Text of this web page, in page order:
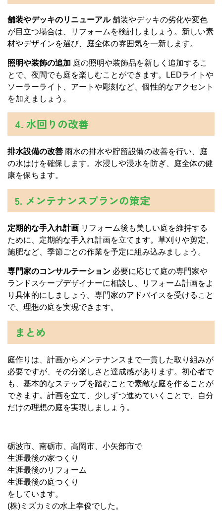
舗装やデッキのリニューアル舗装やデッキの劣化や変色
が目立つ場合は、リフォームを検討しましょう。新しい素
材やデザインを選び、庭全体の雰囲気を一新します。
照明や装飾の追加 庭の照明や装飾品を新しく追加するこ
とで、夜間でも庭を楽しむことができます。LEDライトや
ソーラーライト、アートや彫刻など、個性的なアクセント
を加えましょう。
4. 水回りの改善
排水設備の改善 雨水の排水や貯留設備の改善を行い、庭
の水はけを確保します。水浸しや浸水を防ぎ、庭全体の健
康を保ちます。
5. メンテナンスプランの策定
定期的な手入れ計画 リフォーム後も美しい庭を維持する
ために、定期的な手入れ計画を立てます。草刈りや剪定、
施肥など、季節ごとの作業を予定に組み込みましょう。
専門家のコンサルテーション 必要に応じて庭の専門家や
ランドスケープデザイナーに相談し、リフォーム計画をよ
り具体的にしましょう。専門家のアドバイスを受けること
で、理想の庭を実現できます。
まとめ
庭作りは、計画からメンテナンスまで一貫した取り組みが
必要ですが、その分楽しさと達成感があります。初心者で
も、基本的なステップを踏むことで素敵な庭を作ることが
できます。計画を立て、少しずつ進めていくことで、自分
だけの理想の庭を実現しましょう。
砺波市、南砺市、高岡市、小矢部市で
生涯最後の家つくり
生涯最後のリフォーム
生涯最後の庭つくり
をしています。
(株)ミズカミの水上幸俊でした。